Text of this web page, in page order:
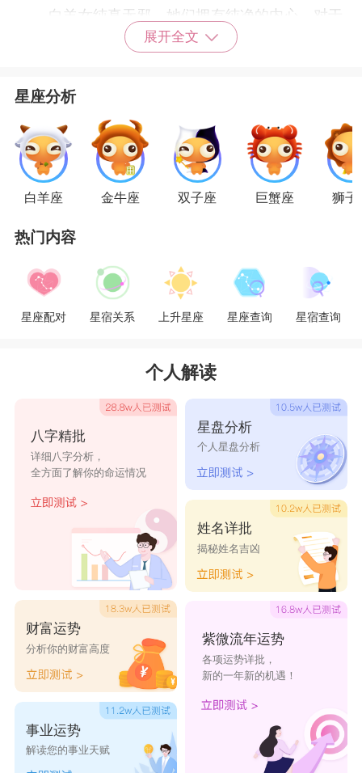
白羊女纯真无邪，她们拥有纯净的内心，对于
社会的尔虞我诈不得章法，她们的价值观非黑即
嫩。白羊女可爱的外表下隐藏着一颗疯狂的心，她
们疯玩起来简直就是拦也拦不住，原谅她这一生放
荡不羁爱疯狂。白羊女平时也是嘻嘻哈哈，生活得
很滋润，她们很少制定计划认为“计划赶不上变
运气都不会太差，她们在很多不自知的情况下，越
过了困境。
爱细究的处女座男生，凡事都习惯用理念去分
大多会先用自己严苛的眼光将对方审视一番，然后
再考虑两人是否合适在一起。处女们这么做，并不
是说他们很难相处，只是因为他们生性喜欢有条有
理。在遇到白羊座女生后，处女座男生容易被白羊
们娇柔的一面所吸引，而忽视了她们进攻性的一
面。白羊座女生遇事随和，不拘小节，她们凡事不
愿多做分析，而只爱跟随自己的感觉走。白羊们很
乐于助人，这点跟处女们很像，只是白羊们的动机
并不纯粹，她们帮助别人大多只是想显示自己的能
力，期待听到感谢。在遇到处女座男生后，白羊们
会对处女们无私的爱感到无限眷恋，因为她们深深
知道处女们对她们的关爱是真诚的，并且处女们的
确欣赏她们的勇敢执着，不但不和她们争高低，还
会如兄长般对她们循循善诱。
展开全文
星座分析
白羊座 金牛座 双子座 巨蟹座 狮子
热门内容
星座配对 星宿关系 上升星座 星座查询 星宿查询
个人解读
八字精批
详细八字分析，
全方面了解你的命运情况
财富运势
分析你的财富高度
事业运势
解读您的事业天赋
星盘分析
个人星盘分析
姓名详批
揭秘姓名吉凶
紫微流年运势
各项运势详批，
新的一年新的机遇！